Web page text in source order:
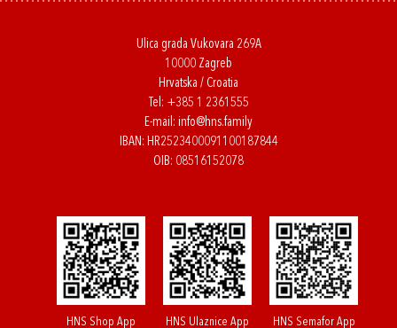
Ulica grada Vukovara 269A
10000 Zagreb
Hrvatska / Croatia
Tel: +385 1 2361555
E-mail: info@hns.family
IBAN: HR2523400091100187844
OIB: 08516152078
HNS Shop App HNS Ulaznice App HNS Semafor App